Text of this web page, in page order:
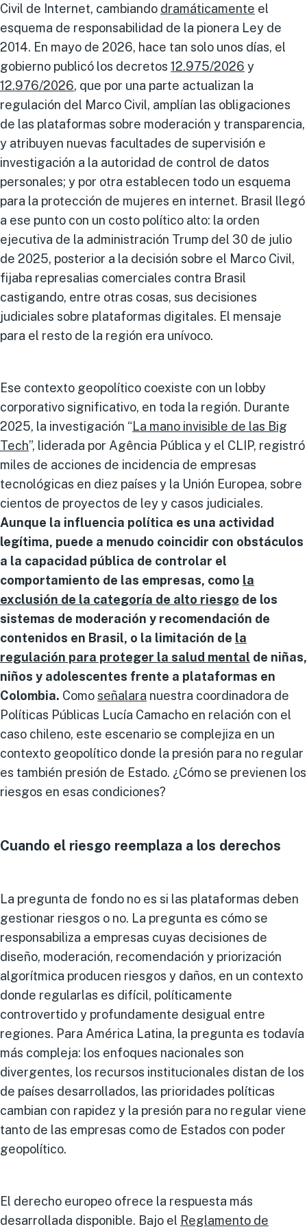
Civil de Internet, cambiando dramáticamente el
esquema de responsabilidad de la pionera Ley de
2014. En mayo de 2026, hace tan solo unos días, el
gobierno publicó los decretos 12.975/2026 y
12.976/2026, que por una parte actualizan la
regulación del Marco Civil, amplían las obligaciones
de las plataformas sobre moderación y transparencia,
y atribuyen nuevas facultades de supervisión e
investigación a la autoridad de control de datos
personales; y por otra establecen todo un esquema
para la protección de mujeres en internet. Brasil llegó
a ese punto con un costo político alto: la orden
ejecutiva de la administración Trump del 30 de julio
de 2025, posterior a la decisión sobre el Marco Civil,
fijaba represalias comerciales contra Brasil
castigando, entre otras cosas, sus decisiones
judiciales sobre plataformas digitales. El mensaje
para el resto de la región era unívoco.
Ese contexto geopolítico coexiste con un lobby
corporativo significativo, en toda la región. Durante
2025, la investigación “La mano invisible de las Big
Tech”, liderada por Agência Pública y el CLIP, registró
miles de acciones de incidencia de empresas
tecnológicas en diez países y la Unión Europea, sobre
cientos de proyectos de ley y casos judiciales.
Aunque la influencia política es una actividad
legítima, puede a menudo coincidir con obstáculos
a la capacidad pública de controlar el
comportamiento de las empresas, como la
exclusión de la categoría de alto riesgo de los
sistemas de moderación y recomendación de
contenidos en Brasil, o la limitación de la
regulación para proteger la salud mental de niñas,
niños y adolescentes frente a plataformas en
Colombia. Comoseñalara nuestra coordinadora de
Políticas Públicas Lucía Camacho en relación con el
caso chileno, este escenario se complejiza en un
contexto geopolítico donde la presión para no regular
es también presión de Estado. ¿Cómo se previenen los
riesgos en esas condiciones?
Cuando el riesgo reemplaza a los derechos
La pregunta de fondo no es si las plataformas deben
gestionar riesgos o no. La pregunta es cómo se
responsabiliza a empresas cuyas decisiones de
diseño, moderación, recomendación y priorización
algorítmica producen riesgos y daños, en un contexto
donde regularlas es difícil, políticamente
controvertido y profundamente desigual entre
regiones. Para América Latina, la pregunta es todavía
más compleja: los enfoques nacionales son
divergentes, los recursos institucionales distan de los
de países desarrollados, las prioridades políticas
cambian con rapidez y la presión para no regular viene
tanto de las empresas como de Estados con poder
geopolítico.
El derecho europeo ofrece la respuesta más
desarrollada disponible. Bajo el Reglamento de